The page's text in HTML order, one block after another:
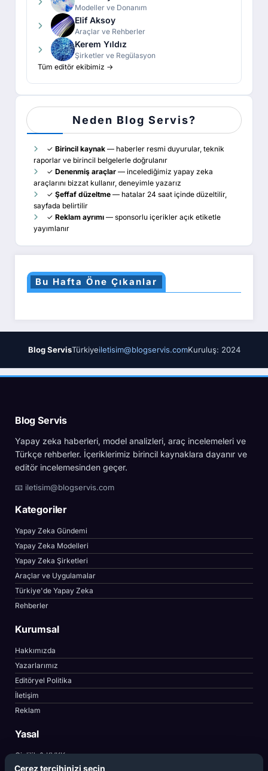
Modeller ve Donanım
Elif Aksoy
Araçlar ve Rehberler
Kerem Yıldız
Şirketler ve Regülasyon
Tüm editör ekibimiz →
Neden Blog Servis?
✓ Birincil kaynak — haberler resmi duyurular, teknik
raporlar ve birincil belgelerle doğrulanır
✓ Denenmiş araçlar — incelediğimiz yapay zeka
araçlarını bizzat kullanır, deneyimle yazarız
✓ Şeffaf düzeltme — hatalar 24 saat içinde düzeltilir,
sayfada belirtilir
✓ Reklam ayrımı — sponsorlu içerikler açık etiketle
yayımlanır
Bu Hafta Öne Çıkanlar
Blog ServisTürkiyeiletisim@blogservis.comKuruluş: 2024
Blog Servis
Yapay zeka haberleri, model analizleri, araç incelemeleri ve
Türkçe rehberler. İçeriklerimiz birincil kaynaklara dayanır ve
editör incelemesinden geçer.
📧 iletisim@blogservis.com
Kategoriler
Yapay Zeka Gündemi
Yapay Zeka Modelleri
Yapay Zeka Şirketleri
Araçlar ve Uygulamalar
Türkiye'de Yapay Zeka
Rehberler
Kurumsal
Hakkımızda
Yazarlarımız
Editöryel Politika
İletişim
Reklam
Yasal
Gizlilik & KVKK
Çerez tercihinizi seçin